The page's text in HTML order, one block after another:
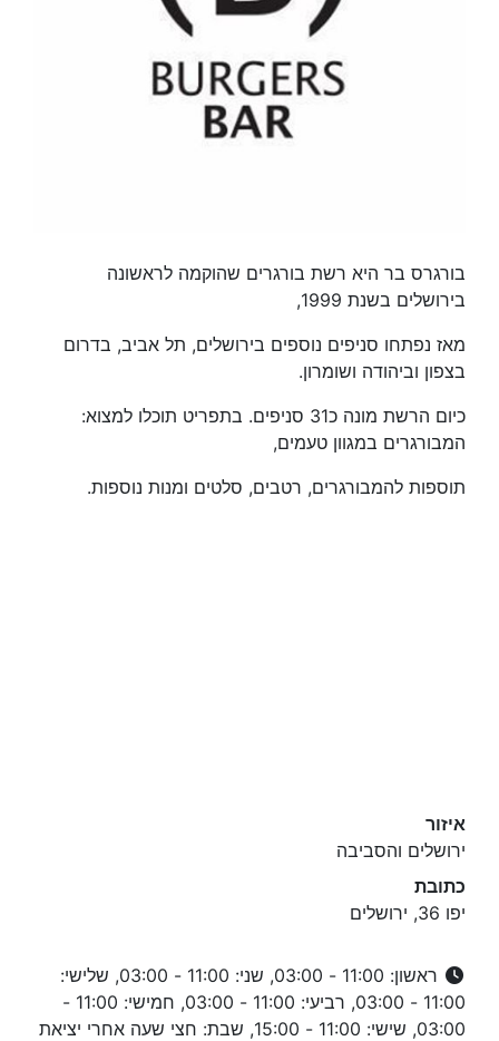
בורגרס בר היא רשת בורגרים שהוקמה לראשונה
בירושלים בשנת 1999,
מאז נפתחו סניפים נוספים בירושלים, תל אביב, בדרום
בצפון וביהודה ושומרון.
כיום הרשת מונה כ31 סניפים. בתפריט תוכלו למצוא:
המבורגרים במגוון טעמים,
תוספות להמבורגרים, רטבים, סלטים ומנות נוספות.
איזור
ירושלים והסביבה
כתובת
יפו 36, ירושלים
ראשון: 11:00 - 03:00, שני: 11:00 - 03:00, שלישי:
11:00 - 03:00, רביעי: 11:00 - 03:00, חמישי: 11:00 -
03:00, שישי: 11:00 - 15:00, שבת: חצי שעה אחרי יציאת